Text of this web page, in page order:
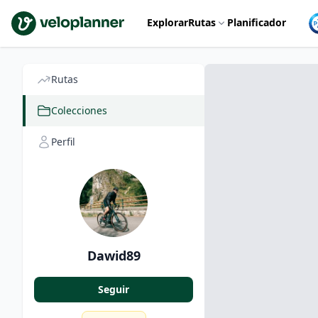
VeloPlanner ExplorarRutas Planificador
Rutas
Colecciones
Perfil
Dawid89
Seguir